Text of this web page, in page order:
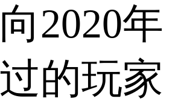
2020年
的玩家